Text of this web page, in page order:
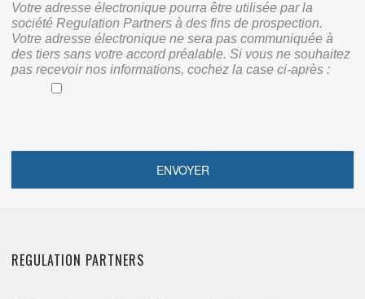
Votre adresse électronique pourra être utilisée par la
société Regulation Partners à des fins de prospection.
Votre adresse électronique ne sera pas communiquée à
des tiers sans votre accord préalable. Si vous ne souhaitez
pas recevoir nos informations, cochez la case ci-après :
REGULATION PARTNERS